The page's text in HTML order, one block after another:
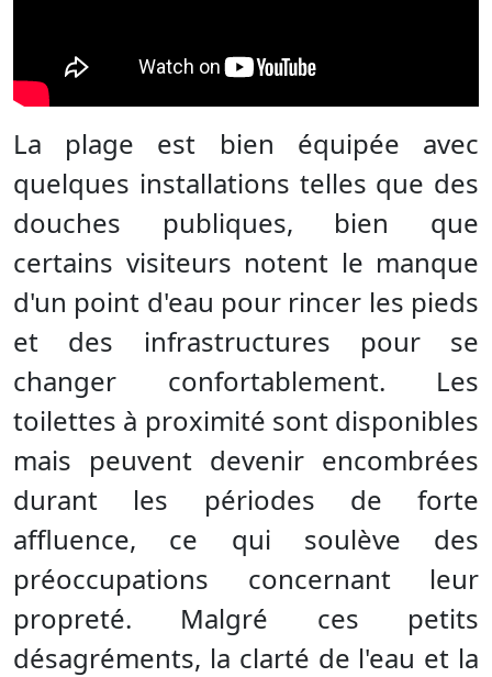
La plage est bien équipée avec
quelques installations telles que des
douches publiques, bien que
certains visiteurs notent le manque
d'un point d'eau pour rincer les pieds
et des infrastructures pour se
changer confortablement. Les
toilettes à proximité sont disponibles
mais peuvent devenir encombrées
durant les périodes de forte
affluence, ce qui soulève des
préoccupations concernant leur
propreté. Malgré ces petits
désagréments, la clarté de l'eau et la